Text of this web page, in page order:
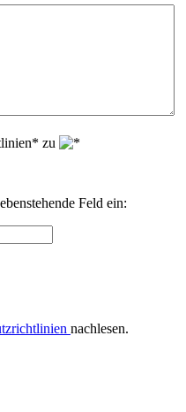
zu
Feld ein:
nachlesen.